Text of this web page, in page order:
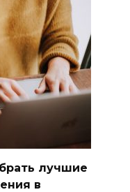
лучшие
в